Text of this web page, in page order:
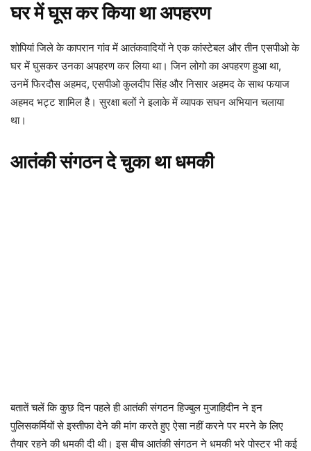
घर में घूस कर किया था अपहरण
शोपियां जिले के कापरान गांव में आतंकवादियों ने एक कांस्टेबल और तीन एसपीओ के
घर में घुसकर उनका अपहरण कर लिया था। जिन लोगो का अपहरण हुआ था,
उनमें फिरदौस अहमद, एसपीओ कुलदीप सिंह और निसार अहमद के साथ फयाज
अहमद भट्ट शामिल है। सुरक्षा बलों ने इलाके में व्यापक सघन अभियान चलाया
था।
आतंकी संगठन दे चुका था धमकी
बतातें चलें कि कुछ दिन पहले ही आतंकी संगठन हिज्बुल मुजाहिदीन ने इन
पुलिसकर्मियों से इस्तीफा देने की मांग करते हुए ऐसा नहीं करने पर मरने के लिए
तैयार रहने की धमकी दी थी। इस बीच आतंकी संगठन ने धमकी भरे पोस्टर भी कई